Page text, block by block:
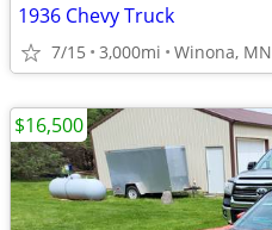
1936 Chevy Truck
7/15 3,000mi Winona, MN
$16,500